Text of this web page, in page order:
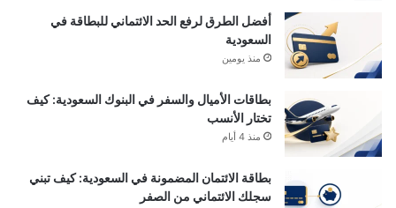
أفضل الطرق لرفع الحد الائتماني للبطاقة في
السعودية
منذ يومين
بطاقات الأميال والسفر في البنوك السعودية: كيف
تختار الأنسب
منذ 4 أيام
بطاقة الائتمان المضمونة في السعودية: كيف تبني
سجلك الائتماني من الصفر